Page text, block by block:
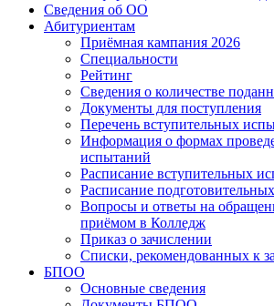
Сведения об ОО
Абитуриентам
Приёмная кампания 2026
Специальности
Рейтинг
Сведения о количестве
Документы для поступления
Перечень вступительных
Информация о формах
испытаний
Расписание вступительных
Расписание
Вопросы и ответы на
приёмом в Колледж
Приказ о зачислении
Списки, рекомендованных к
БПОО
Основные сведения